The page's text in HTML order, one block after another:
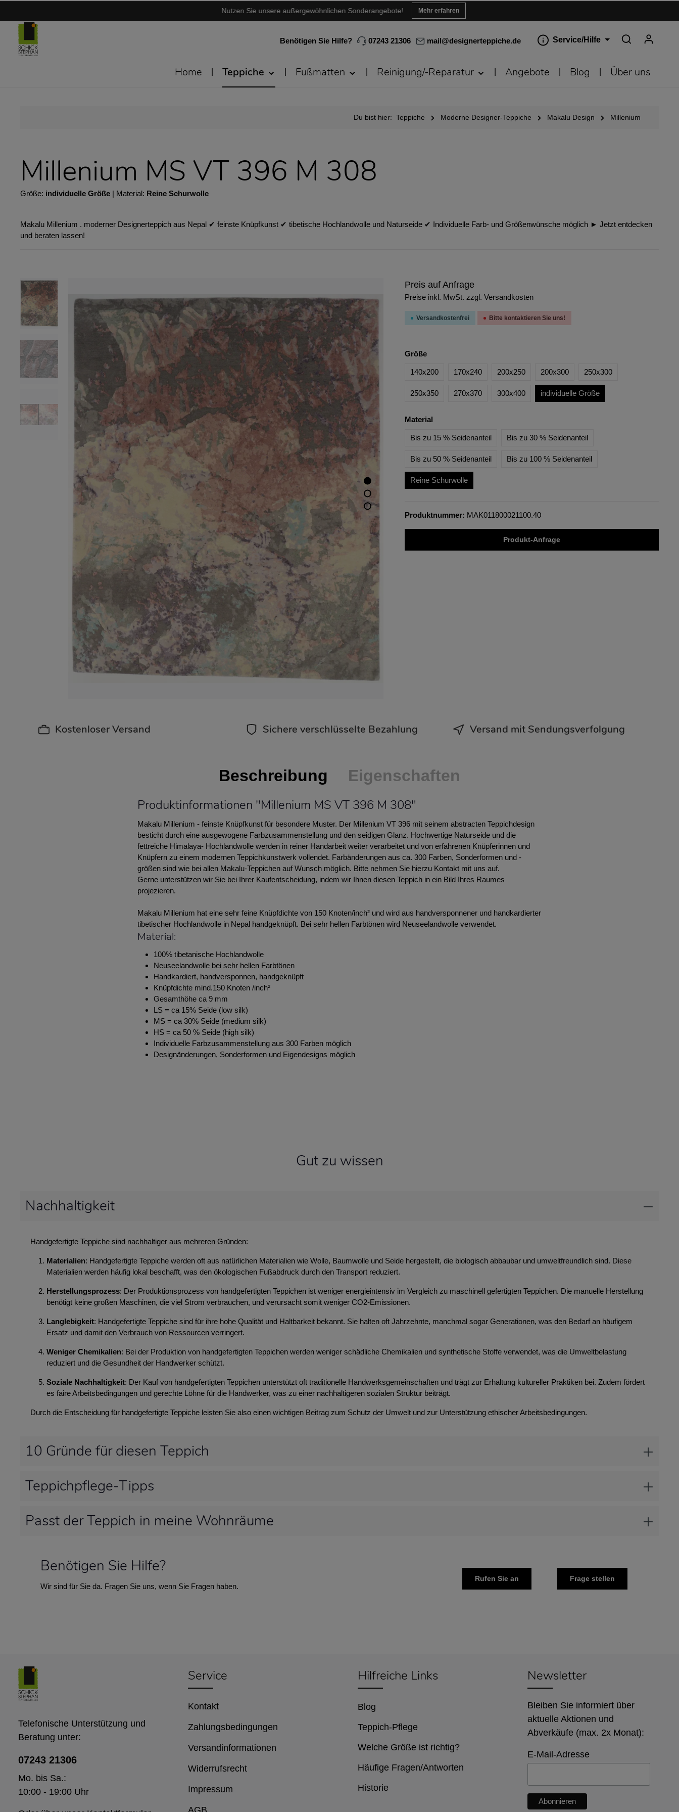
Nutzen Sie unsere außergewöhnlichen Sonderangebote! Mehr erfahren
Benötigen Sie Hilfe? 07243 21306 mail@designerteppiche.de Service/Hilfe
Home Teppiche Fußmatten Reinigung/-Reparatur Angebote Blog Über uns
Du bist hier: Teppiche Moderne Designer-Teppiche Makalu Design Millenium
Millenium MS VT 396 M 308
Größe: individuelle Größe | Material: Reine Schurwolle
Makalu Millenium . moderner Designerteppich aus Nepal ✔︎ feinste Knüpfkunst ✔︎ tibetische Hochlandwolle und Naturseide ✔︎ Individuelle Farb- und Größenwünsche möglich ► Jetzt entdecken
und beraten lassen!
Preis auf Anfrage
Preise inkl. MwSt. zzgl. Versandkosten
Versandkostenfrei Bitte kontaktieren Sie uns!
Größe
140x200 170x240 200x250 200x300 250x300
250x350 270x370 300x400 individuelle Größe
Material
Bis zu 15 % Seidenanteil Bis zu 30 % Seidenanteil
Bis zu 50 % Seidenanteil Bis zu 100 % Seidenanteil
Reine Schurwolle
Produktnummer: MAK011800021100.40
Produkt-Anfrage
Kostenloser Versand Sichere verschlüsselte Bezahlung Versand mit Sendungsverfolgung
Beschreibung Eigenschaften
Produktinformationen "Millenium MS VT 396 M 308"
Makalu Millenium - feinste Knüpfkunst für besondere Muster. Der Millenium VT 396 mit seinem abstracten Teppichdesign
besticht durch eine ausgewogene Farbzusammenstellung und den seidigen Glanz. Hochwertige Naturseide und die
fettreiche Himalaya- Hochlandwolle werden in reiner Handarbeit weiter verarbeitet und von erfahrenen Knüpferinnen und
Knüpfern zu einem modernen Teppichkunstwerk vollendet. Farbänderungen aus ca. 300 Farben, Sonderformen und -
größen sind wie bei allen Makalu-Teppichen auf Wunsch möglich. Bitte nehmen Sie hierzu Kontakt mit uns auf.
Gerne unterstützen wir Sie bei Ihrer Kaufentscheidung, indem wir Ihnen diesen Teppich in ein Bild Ihres Raumes
projezieren.
Makalu Millenium hat eine sehr feine Knüpfdichte von 150 Knoten/inch² und wird aus handversponnener und handkardierter
tibetischer Hochlandwolle in Nepal handgeknüpft. Bei sehr hellen Farbtönen wird Neuseelandwolle verwendet.
Material:
100% tibetanische Hochlandwolle
Neuseelandwolle bei sehr hellen Farbtönen
Handkardiert, handversponnen, handgeknüpft
Knüpfdichte mind.150 Knoten /inch²
Gesamthöhe ca 9 mm
LS = ca 15% Seide (low silk)
MS = ca 30% Seide (medium silk)
HS = ca 50 % Seide (high silk)
Individuelle Farbzusammenstellung aus 300 Farben möglich
Designänderungen, Sonderformen und Eigendesigns möglich
Gut zu wissen
Nachhaltigkeit
Handgefertigte Teppiche sind nachhaltiger aus mehreren Gründen:
Materialien: Handgefertigte Teppiche werden oft aus natürlichen Materialien wie Wolle, Baumwolle und Seide hergestellt, die biologisch abbaubar und umweltfreundlich sind. Diese
Materialien werden häufig lokal beschafft, was den ökologischen Fußabdruck durch den Transport reduziert.
Herstellungsprozess: Der Produktionsprozess von handgefertigten Teppichen ist weniger energieintensiv im Vergleich zu maschinell gefertigten Teppichen. Die manuelle Herstellung
benötigt keine großen Maschinen, die viel Strom verbrauchen, und verursacht somit weniger CO2-Emissionen.
Langlebigkeit: Handgefertigte Teppiche sind für ihre hohe Qualität und Haltbarkeit bekannt. Sie halten oft Jahrzehnte, manchmal sogar Generationen, was den Bedarf an häufigem
Ersatz und damit den Verbrauch von Ressourcen verringert.
Weniger Chemikalien: Bei der Produktion von handgefertigten Teppichen werden weniger schädliche Chemikalien und synthetische Stoffe verwendet, was die Umweltbelastung
reduziert und die Gesundheit der Handwerker schützt.
Soziale Nachhaltigkeit: Der Kauf von handgefertigten Teppichen unterstützt oft traditionelle Handwerksgemeinschaften und trägt zur Erhaltung kultureller Praktiken bei. Zudem fördert
es faire Arbeitsbedingungen und gerechte Löhne für die Handwerker, was zu einer nachhaltigeren sozialen Struktur beiträgt.
Durch die Entscheidung für handgefertigte Teppiche leisten Sie also einen wichtigen Beitrag zum Schutz der Umwelt und zur Unterstützung ethischer Arbeitsbedingungen.
10 Gründe für diesen Teppich
Teppichpflege-Tipps
Passt der Teppich in meine Wohnräume
Benötigen Sie Hilfe?
Wir sind für Sie da. Fragen Sie uns, wenn Sie Fragen haben.
Rufen Sie an Frage stellen
Service
Kontakt
Zahlungsbedingungen
Versandinformationen
Widerrufsrecht
Impressum
AGB
Newsletter
Bleiben Sie informiert über
aktuelle Aktionen und
Abverkäufe (max. 2x Monat):
E-Mail-Adresse
Telefonische Unterstützung und
Beratung unter:
07243 21306
Mo. bis Sa.:
10:00 - 19:00 Uhr
Hilfreiche Links
Blog
Teppich-Pflege
Welche Größe ist richtig?
Häufige Fragen/Antworten
Historie